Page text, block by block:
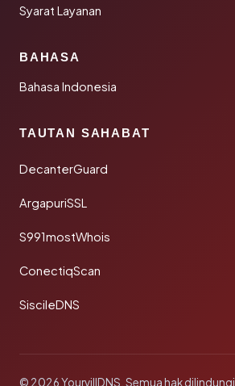
Syarat Layanan
BAHASA
Bahasa Indonesia
TAUTAN SAHABAT
DecanterGuard
ArgapuriSSL
S991mostWhois
ConectiqScan
SiscileDNS
© 2026 YourvillDNS. Semua hak dilindungi.